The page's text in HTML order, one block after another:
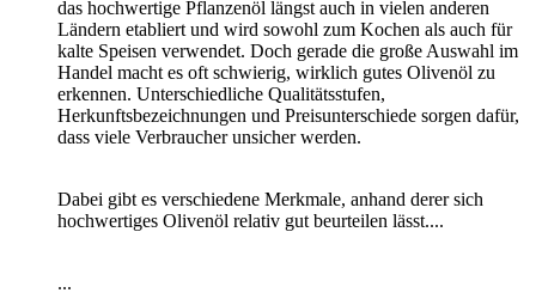
das hochwertige Pflanzenöl längst auch in vielen anderen
Ländern etabliert und wird sowohl zum Kochen als auch für
kalte Speisen verwendet. Doch gerade die große Auswahl im
Handel macht es oft schwierig, wirklich gutes Olivenöl zu
erkennen. Unterschiedliche Qualitätsstufen,
Herkunftsbezeichnungen und Preisunterschiede sorgen dafür,
dass viele Verbraucher unsicher werden.
Dabei gibt es verschiedene Merkmale, anhand derer sich
hochwertiges Olivenöl relativ gut beurteilen lässt....
...